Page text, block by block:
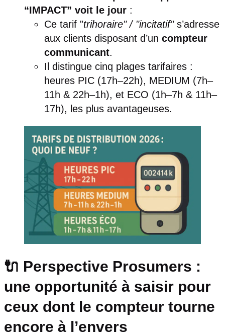
“IMPACT” voit le jour :
Ce tarif "trihoraire" / "incitatif"s’adresse
aux clients disposant d’un compteur
communicant.
Il distingue cinq plages tarifaires :
heures PIC (17h–22h), MEDIUM (7h–
11h & 22h–1h), et ECO (1h–7h & 11h–
17h), les plus avantageuses.
🔌 Perspective Prosumers :
une opportunité à saisir pour
ceux dont le compteur tourne
encore à l’envers